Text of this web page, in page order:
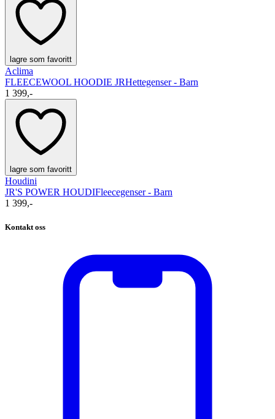
lagre som favoritt
Aclima
FLEECEWOOL HOODIE JRHettegenser - Barn
1 399,-
lagre som favoritt
Houdini
JR'S POWER HOUDIFleecegenser - Barn
1 399,-
Kontakt oss